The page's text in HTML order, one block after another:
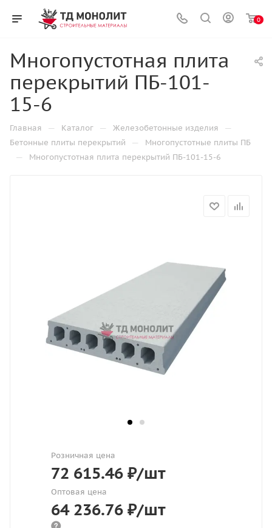
0
Многопустотная плита
перекрытий ПБ-101-
15-6
Главная — Каталог — Железобетонные изделия —
Бетонные плиты перекрытий — Многопустотные плиты ПБ
— Многопустотная плита перекрытий ПБ-101-15-6
Розничная цена
72 615.46 ₽/шт
Оптовая цена
64 236.76 ₽/шт